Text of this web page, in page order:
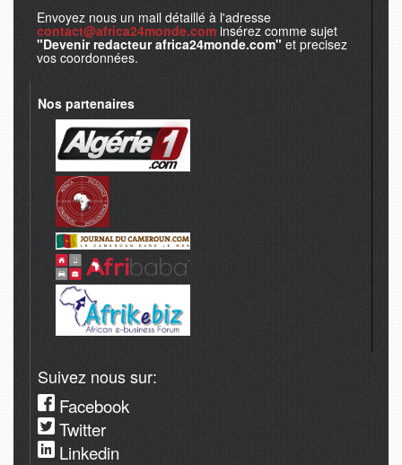
Envoyez nous un mail détaillé à l'adresse
contact@africa24monde.com insérez comme sujet
"Devenir redacteur africa24monde.com" et precisez
vos coordonnées.
Nos partenaires
Suivez nous sur:
Facebook
Twitter
Linkedin